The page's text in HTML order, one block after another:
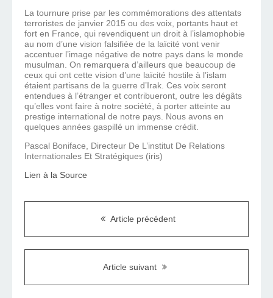
La tournure prise par les commémorations des attentats
terroristes de janvier 2015 ou des voix, portants haut et
fort en France, qui revendiquent un droit à l’islamophobie
au nom d’une vision falsifiée de la laïcité vont venir
accentuer l’image négative de notre pays dans le monde
musulman. On remarquera d’ailleurs que beaucoup de
ceux qui ont cette vision d’une laïcité hostile à l’islam
étaient partisans de la guerre d’Irak. Ces voix seront
entendues à l’étranger et contribueront, outre les dégâts
qu’elles vont faire à notre société, à porter atteinte au
prestige international de notre pays. Nous avons en
quelques années gaspillé un immense crédit.
Pascal Boniface, Directeur De L’institut De Relations
Internationales Et Stratégiques (iris)
Lien à la Source
Article précédent
Article suivant